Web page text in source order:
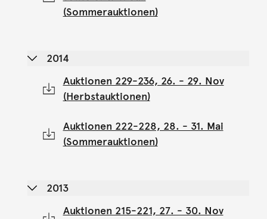
(Sommerauktionen)
2014
Auktionen 229-236, 26. - 29. Nov
(Herbstauktionen)
Auktionen 222-228, 28. - 31. Mai
(Sommerauktionen)
2013
Auktionen 215-221, 27. - 30. Nov